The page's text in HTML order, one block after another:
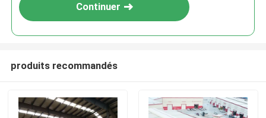
Continuer
produits recommandés